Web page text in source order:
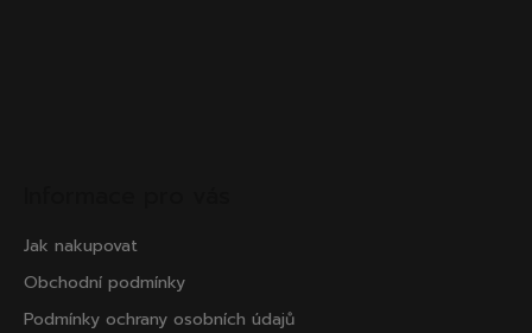
Jak nakupovat
Obchodní podmínky
Podmínky ochrany osobních údajů